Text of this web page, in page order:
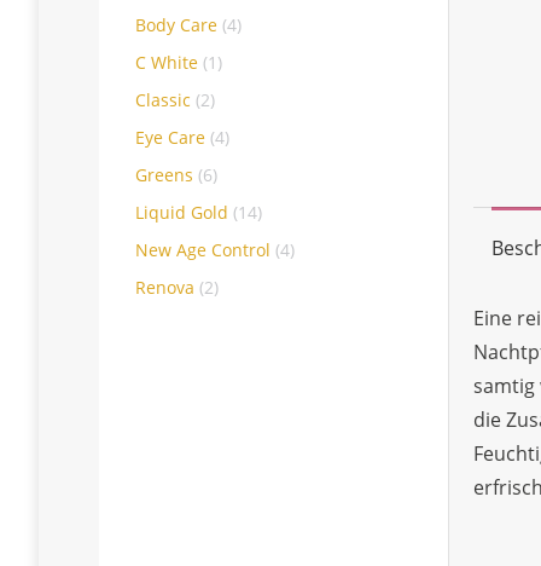
Eine
samtig
die
Body Care (4)
C White (1)
Classic (2)
Eye Care (4)
Greens (6)
Liquid Gold (14)
New Age Control (4)
Renova (2)